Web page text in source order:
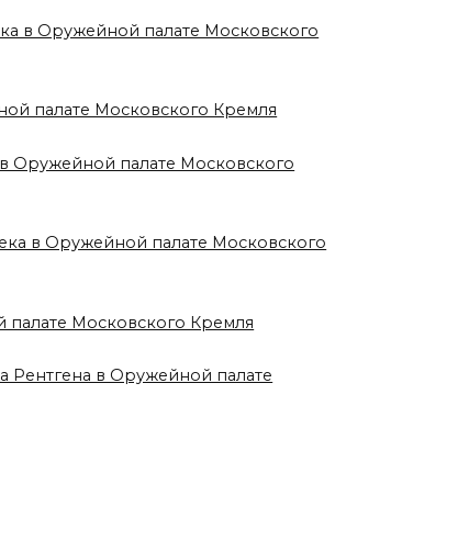
в Оружейной палате Московского
палате Московского Кремля
Оружейной палате Московского
в Оружейной палате Московского
палате Московского Кремля
Рентгена в Оружейной палате